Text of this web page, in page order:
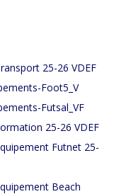
25-26 VDEF
Foot5_V
Futsal_VF
25-26 VDEF
Futnet 25-
Beach